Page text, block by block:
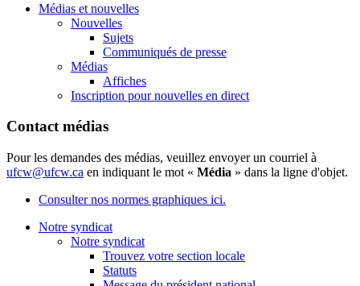
Médias et nouvelles
Nouvelles
Sujets
Communiqués de presse
Médias
Affiches
Inscription pour nouvelles en direct
Contact médias
Pour les demandes des médias, veuillez envoyer un courriel à
ufcw@ufcw.ca en indiquant le mot « Média » dans la ligne d'objet.
Consulter nos normes graphiques ici.
Notre syndicat
Notre syndicat
Trouvez votre section locale
Statuts